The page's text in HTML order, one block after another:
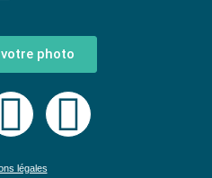
votre photo
légales